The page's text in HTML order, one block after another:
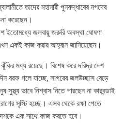
তাদের মহামারী পুনরুদ্ধারের নগদের
করেছেন।
ইতোমধ্যে জলবায়ু জরুরি অবস্থা ঘোষণা
একই কাজ করার আহ্বান জানিয়েছেন।
মধ্য রয়েছে। বিশেষ করে দরিদ্র দেশ
বরফ গলে যাচ্ছে, সাগরের জলউচ্ছাস বেড়ে
ভাবে নিশ্বাস নিতে পারছেন না কারবন্ডাই
সৃস্টি হচ্ছে। এসব থেকে রক্ষা পেতে
এক সাথে কাজ করতে হবে।